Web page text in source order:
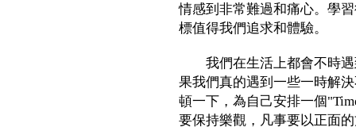
情感到非常難過和痛心。學
標值得我們追求和體驗。
我們在生活上都會不時遇
果我們真的遇到一些一時解
頓一下，為自己安排一個
要保持樂觀，凡事要以正面